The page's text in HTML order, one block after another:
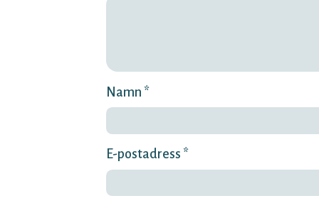
Namn *
E-postadress *